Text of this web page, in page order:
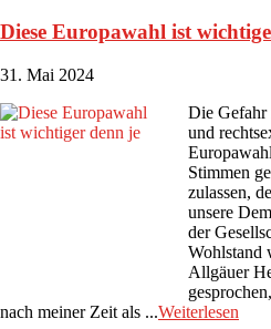
Diese Europawahl ist
31. Mai 2024
Die Gefahr
und
Stimmen
zulassen,
unsere
der
Wohlstand
Allgäuer
nach meiner Zeit als ...Weiterlesen